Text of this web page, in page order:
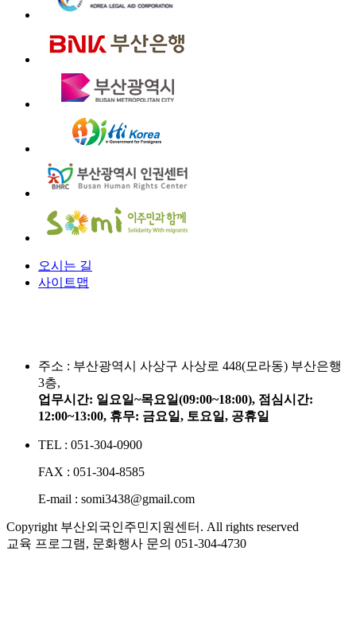
오시는 길
사이트맵
주소 : 부산광역시 사상구 사상로 448(모라동) 부산은행
3층,
업무시간: 일요일~목요일(09:00~18:00), 점심시간:
12:00~13:00, 휴무: 금요일, 토요일, 공휴일
TEL : 051-304-0900
FAX : 051-304-8585
E-mail : somi3438@gmail.com
Copyright 부산외국인주민지원센터. All rights reserved
교육 프로그램, 문화행사 문의 051-304-4730